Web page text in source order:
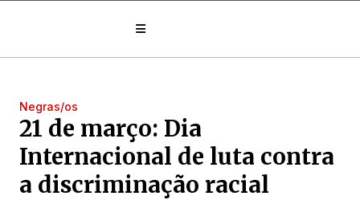
Negras/os
21 de março: Dia
Internacional de luta contra
a discriminação racial